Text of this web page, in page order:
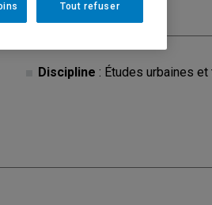
Discipline : Études urbaines
Tout refuser